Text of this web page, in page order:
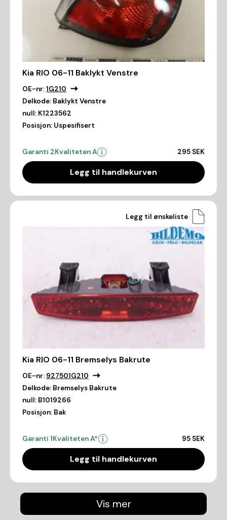
Kia RIO 06-11 Baklykt Venstre
OE-nr:1G210
Delkode: Baklykt Venstre
null: K1223562
Posisjon: Uspesifisert
Garanti 2Kvaliteten A 295 SEK
Legg til handlekurven
Legg til ønskeliste
Kia RIO 06-11 Bremselys Bakrute
OE-nr: 927501G210
Delkode: Bremselys Bakrute
null: B1019266
Posisjon: Bak
Garanti 1Kvaliteten A* 95 SEK
Legg til handlekurven
Vis mer